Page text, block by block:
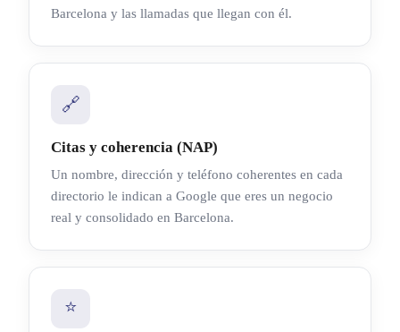
Barcelona y las llamadas que llegan con él.
🔗
Citas y coherencia (NAP)
Un nombre, dirección y teléfono coherentes en cada
directorio le indican a Google que eres un negocio
real y consolidado en Barcelona.
⭐